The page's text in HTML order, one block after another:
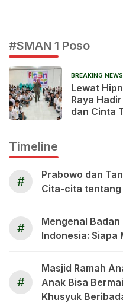
#SMAN 1 Poso
BREAKING NEWS
Lewat
Raya
dan Cinta
Timeline
#
Prabowo dan
Cita-cita tentang
#
Mengenal
Indonesia: Siapa
#
Masjid Ramah
Anak Bisa
Khusyuk